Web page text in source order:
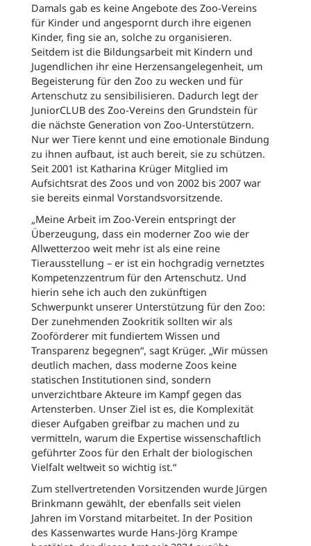
Damals gab es keine Angebote des Zoo-Vereins
für Kinder und angespornt durch ihre eigenen
Kinder, fing sie an, solche zu organisieren.
Seitdem ist die Bildungsarbeit mit Kindern und
Jugendlichen ihr eine Herzensangelegenheit, um
Begeisterung für den Zoo zu wecken und für
Artenschutz zu sensibilisieren. Dadurch legt der
JuniorCLUB des Zoo-Vereins den Grundstein für
die nächste Generation von Zoo-Unterstützern.
Nur wer Tiere kennt und eine emotionale Bindung
zu ihnen aufbaut, ist auch bereit, sie zu schützen.
Seit 2001 ist Katharina Krüger Mitglied im
Aufsichtsrat des Zoos und von 2002 bis 2007 war
sie bereits einmal Vorstandsvorsitzende.
„Meine Arbeit im Zoo-Verein entspringt der
Überzeugung, dass ein moderner Zoo wie der
Allwetterzoo weit mehr ist als eine reine
Tierausstellung – er ist ein hochgradig vernetztes
Kompetenzzentrum für den Artenschutz. Und
hierin sehe ich auch den zukünftigen
Schwerpunkt unserer Unterstützung für den Zoo:
Der zunehmenden Zookritik sollten wir als
Zooförderer mit fundiertem Wissen und
Transparenz begegnen“, sagt Krüger. „Wir müssen
deutlich machen, dass moderne Zoos keine
statischen Institutionen sind, sondern
unverzichtbare Akteure im Kampf gegen das
Artensterben. Unser Ziel ist es, die Komplexität
dieser Aufgaben greifbar zu machen und zu
vermitteln, warum die Expertise wissenschaftlich
geführter Zoos für den Erhalt der biologischen
Vielfalt weltweit so wichtig ist.“
Zum stellvertretenden Vorsitzenden wurde Jürgen
Brinkmann gewählt, der ebenfalls seit vielen
Jahren im Vorstand mitarbeitet. In der Position
des Kassenwartes wurde Hans-Jörg Krampe